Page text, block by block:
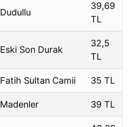
Dudullu
39,69
TL
Eski Son Durak
32,5
TL
Fatih Sultan Camii 35 TL
Madenler 39 TL